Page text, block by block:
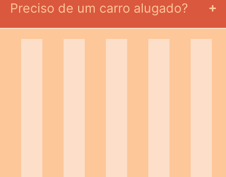
Preciso de um carro alugado?